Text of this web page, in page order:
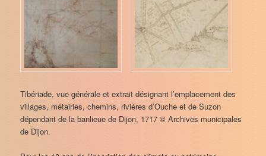
Tibériade, vue générale et extrait désignant l’emplacement des
villages, métairies, chemins, rivières d’Ouche et de Suzon
dépendant de la banlieue de Dijon, 1717 © Archives municipales
de Dijon.